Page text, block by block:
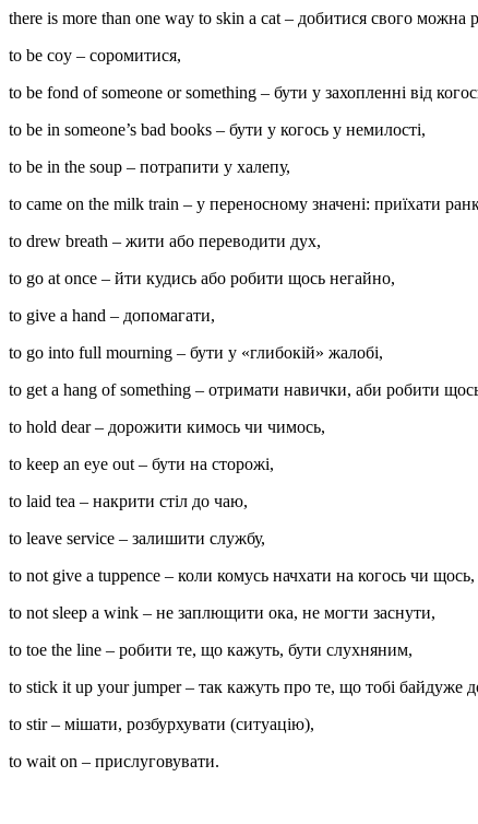
there is more than one way to skin a cat – добитися свого можна
to be coy – соромитися,
to be fond of someone or something – бути у захопленні від
to be in someone’s bad books – бути у когось у немилості,
to be in the soup – потрапити у халепу,
to came on the milk train – у переносному значені: приїхати
to drew breath – жити або переводити дух,
to go at once – йти кудись або робити щось негайно,
to give a hand – допомагати,
to go into full mourning – бути у «глибокій» жалобі,
to get a hang of something – отримати навички, аби робити
to hold dear – дорожити кимось чи чимось,
to keep an eye out – бути на сторожі,
to laid tea – накрити стіл до чаю,
to leave service – залишити службу,
to not give a tuppence – коли комусь начхати на когось чи щось,
to not sleep a wink – не заплющити ока, не могти заснути,
to toe the line – робити те, що кажуть, бути слухняним,
to stick it up your jumper – так кажуть про те, що тобі байдуже
to stir – мішати, розбурхувати (ситуацію),
to wait on – прислуговувати.